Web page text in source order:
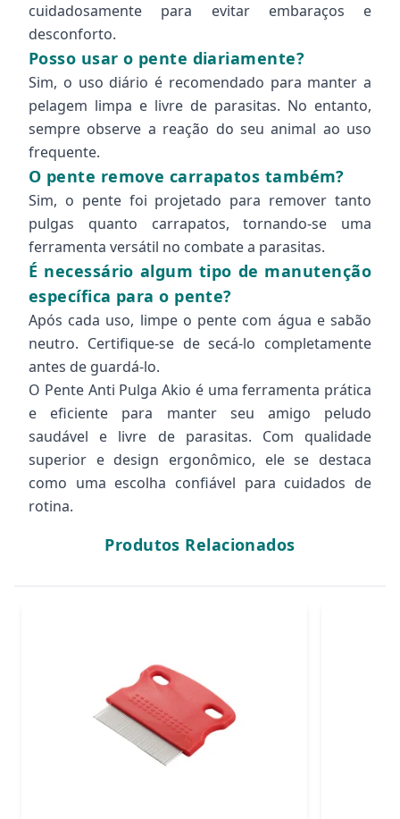
cuidadosamente para evitar embaraços e
desconforto.
Posso usar o pente diariamente?
Sim, o uso diário é recomendado para manter a
pelagem limpa e livre de parasitas. No entanto,
sempre observe a reação do seu animal ao uso
frequente.
O pente remove carrapatos também?
Sim, o pente foi projetado para remover tanto
pulgas quanto carrapatos, tornando-se uma
ferramenta versátil no combate a parasitas.
É necessário algum tipo de manutenção
específica para o pente?
Após cada uso, limpe o pente com água e sabão
neutro. Certifique-se de secá-lo completamente
antes de guardá-lo.
O Pente Anti Pulga Akio é uma ferramenta prática
e eficiente para manter seu amigo peludo
saudável e livre de parasitas. Com qualidade
superior e design ergonômico, ele se destaca
como uma escolha confiável para cuidados de
rotina.
Produtos Relacionados